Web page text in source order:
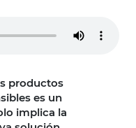
productos
es un
implica la